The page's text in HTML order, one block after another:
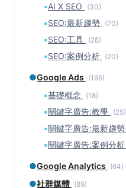
▪AI X SEO (30)
▪SEO:最新趨勢 (70)
▪SEO:工具 (28)
▪SEO:案例分析 (20)
●Google Ads (196)
▪基礎概念 (18)
▪關鍵字廣告:教學 (25)
▪關鍵字廣告:最新趨勢
▪關鍵字廣告:案例分析
●Google Analytics (64)
●社群媒體 (89)